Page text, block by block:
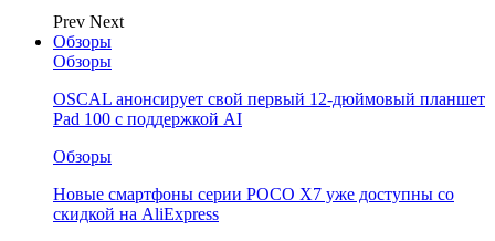
Prev Next
Обзоры
Обзоры
OSCAL анонсирует свой первый 12-дюймовый планшет
Pad 100 с поддержкой AI
Обзоры
Новые смартфоны серии POCO X7 уже доступны со
скидкой на AliExpress